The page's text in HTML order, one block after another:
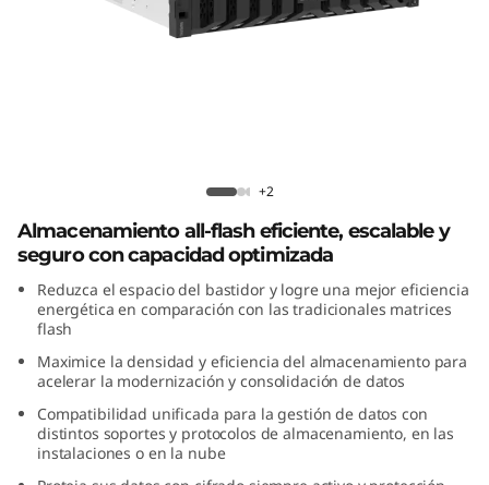
T
h
n
k
ThinkSystem DG5200 All-Flash Array
+2
Almacenamiento all-flash eficiente, escalable y
seguro con capacidad optimizada
Reduzca el espacio del bastidor y logre una mejor eficiencia
energética en comparación con las tradicionales matrices
flash
Maximice la densidad y eficiencia del almacenamiento para
acelerar la modernización y consolidación de datos
Compatibilidad unificada para la gestión de datos con
distintos soportes y protocolos de almacenamiento, en las
instalaciones o en la nube